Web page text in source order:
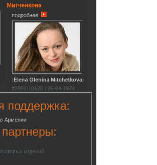
Митченкова
подробнее:
(Elena Olenina Mitchetkova)
#2001110620 | 26-04-1974
поддержка:
Армении
изделий